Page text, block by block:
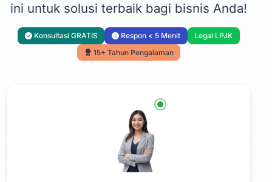
ini untuk solusi terbaik bagi bisnis Anda!
Konsultasi GRATIS Respon < 5 Menit
Legal LPJK
15+ Tahun Pengalaman